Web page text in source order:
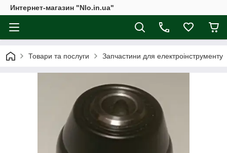
Интернет-магазин "Nlo.in.ua"
Товари та послуги Запчастини для електроінструменту